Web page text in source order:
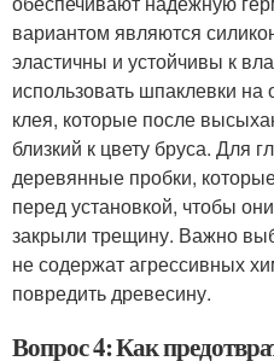
вариантом являются
эластичны и устойчивы к
использовать шпаклевки
клея, которые после
близкий к цвету бруса. Для
деревянные пробки,
перед установкой, чтобы
закрыли трещину. Важно
не содержат агрессивных
повредить древесину.
Вопрос 4: Как